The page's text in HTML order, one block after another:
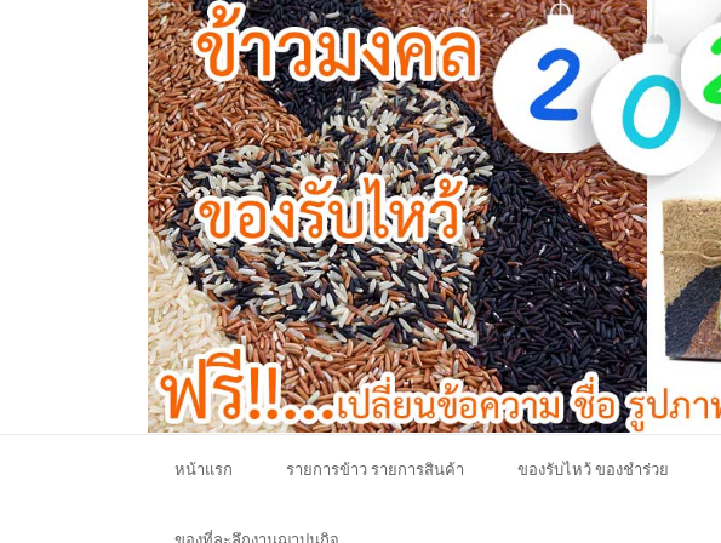
หน้าแรก รายการข้าว รายการสินค้า ของรับไหว้ ของชำร่วย